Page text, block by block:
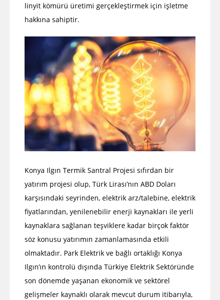
linyit kömürü üretimi gerçekleştirmek için işletme
hakkına sahiptir.
Konya Ilgın Termik Santral Projesi sıfırdan bir
yatırım projesi olup, Türk Lirası’nın ABD Doları
karşısındaki seyrinden, elektrik arz/talebine, elektrik
fiyatlarından, yenilenebilir enerji kaynakları ile yerli
kaynaklara sağlanan teşviklere kadar birçok faktör
söz konusu yatırımın zamanlamasında etkili
olmaktadır. Park Elektrik ve bağlı ortaklığı Konya
Ilgın’ın kontrolü dışında Türkiye Elektrik Sektöründe
son dönemde yaşanan ekonomik ve sektörel
gelişmeler kaynaklı olarak mevcut durum itibarıyla,